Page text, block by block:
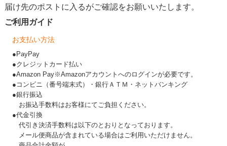
届け先のポストに入るがご確認をお願いいたします。
ご利用ガイド
お支払い方法
●PayPay
●クレジットカード払い
●Amazon Pay※Amazonアカウントへのログインが必要です。
●コンビニ（番号端末式）・銀行ＡＴＭ・ネットバンキング
●銀行振込
お振込手数料はお客様にてご負担ください。
●代金引換
代引き決済手数料は以下のとおりとなっております。
メール便商品が含まれている場合はご利用いただけません。